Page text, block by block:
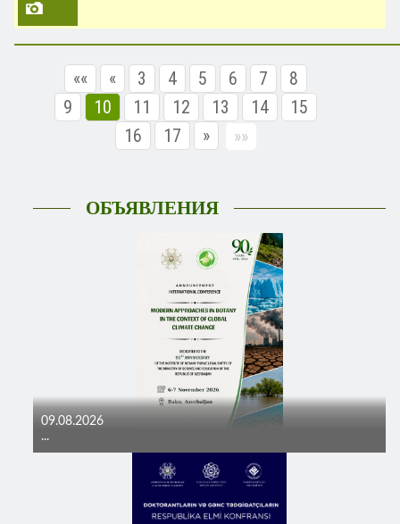
«« « 3 4 5 6 7
8
9
10 11 12 13 14
15
16
17 » »»
ОБЪЯВЛЕНИЯ
09.08.2026
...